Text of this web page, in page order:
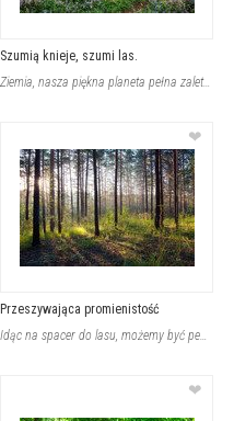
Szumią knieje, szumi las.
Ziemia, nasza piękna planeta pełna zalet i tajemnic nie skrywa przed Nami swoich
❤
Przeszywająca promienistość
Idąc na spacer do lasu, możemy być pewni, że ujrzymy coś czarującego i cudownego
❤